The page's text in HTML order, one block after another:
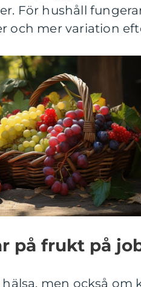
För hushåll
och mer variation
på frukt på
men också om